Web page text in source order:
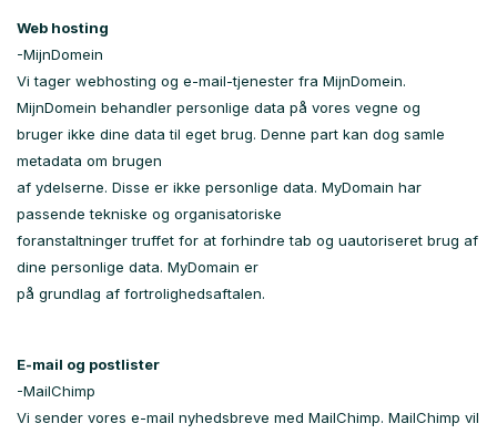
Web hosting
-MijnDomein
Vi tager webhosting og e-mail-tjenester fra MijnDomein.
MijnDomein behandler personlige data på vores vegne og
bruger ikke dine data til eget brug. Denne part kan dog samle
metadata om brugen
af ydelserne. Disse er ikke personlige data. MyDomain har
passende tekniske og organisatoriske
foranstaltninger truffet for at forhindre tab og uautoriseret brug af
dine personlige data. MyDomain er
på grundlag af fortrolighedsaftalen.
E-mail og postlister
-MailChimp
Vi sender vores e-mail nyhedsbreve med MailChimp. MailChimp vil